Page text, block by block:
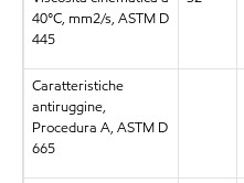
40°C, mm2/s, ASTM D
445
Caratteristiche
antiruggine,
Procedura A, ASTM D
665